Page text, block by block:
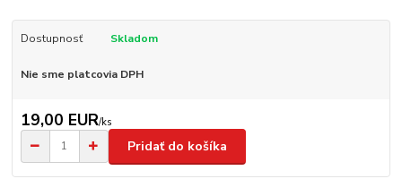
Dostupnosť Skladom
Nie sme platcovia DPH
19,00 EUR/ks
Pridať do košíka